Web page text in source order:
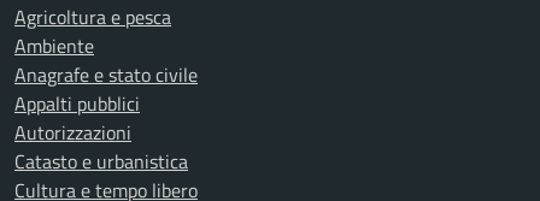
Agricoltura e pesca
Ambiente
Anagrafe e stato civile
Appalti pubblici
Autorizzazioni
Catasto e urbanistica
Cultura e tempo libero